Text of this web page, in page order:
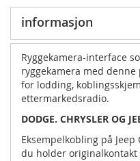
informasjon
Ryggekamera-interface
ryggekamera med
for lodding,
ettermarkedsradio.
DODGE. CHRYSLER OG
Eksempelkobling på
du holder originalkontakt